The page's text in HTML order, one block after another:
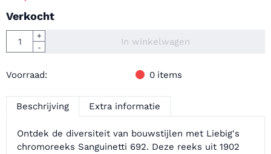
Verkocht
Aantal
+
-
In winkelwagen
Voorraad: 0 items
Beschrijving Extra informatie
Ontdek de diversiteit van bouwstijlen met Liebig's
chromoreeks Sanguinetti 692. Deze reeks uit 1902